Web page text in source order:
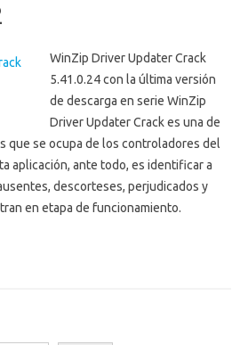
WinZip Driver Updater Crack
5.41.0.24 con la última versión
de descarga en serie WinZip
Driver Updater Crack es una de
que se ocupa de los controladores del
aplicación, ante todo, es identificar a
descorteses, perjudicados y
en etapa de funcionamiento.